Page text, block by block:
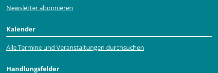
Newsletter abonnieren
Kalender
Alle Termine und Veranstaltungen durchsuchen
Handlungsfelder